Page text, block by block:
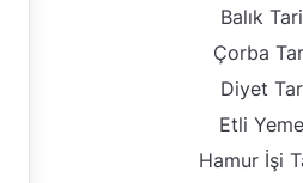
Balık
Çorba
Diyet
Etli
Hamur İşi